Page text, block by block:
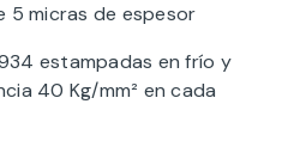
5 micras de espesor
estampadas en frío y
40 Kg/mm² en cada